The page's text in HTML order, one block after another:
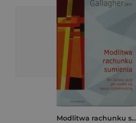
Modlitwa rachunku sumienia